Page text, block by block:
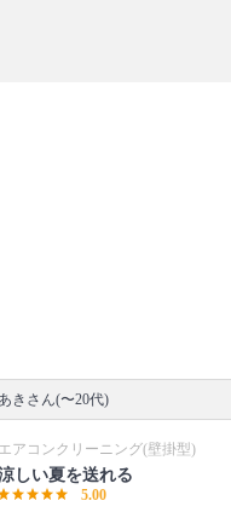
あきさん(〜20代)
エアコンクリーニング(壁掛型)
しい夏を送れる
5.00